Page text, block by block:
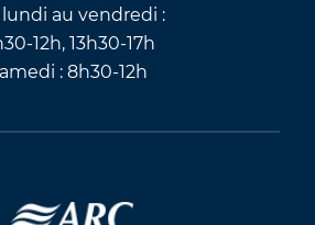
lundi au vendredi :
12h, 13h30-17h
: 8h30-12h